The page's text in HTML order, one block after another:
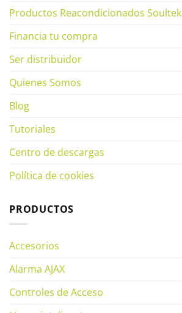
Productos Reacondicionados Soultek
Financia tu compra
Ser distribuidor
Quienes Somos
Blog
Tutoriales
Centro de descargas
Política de cookies
PRODUCTOS
Accesorios
Alarma AJAX
Controles de Acceso